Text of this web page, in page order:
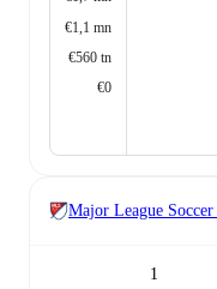
€1,1 mn
€560 tn
€0
Major League Soccer
1